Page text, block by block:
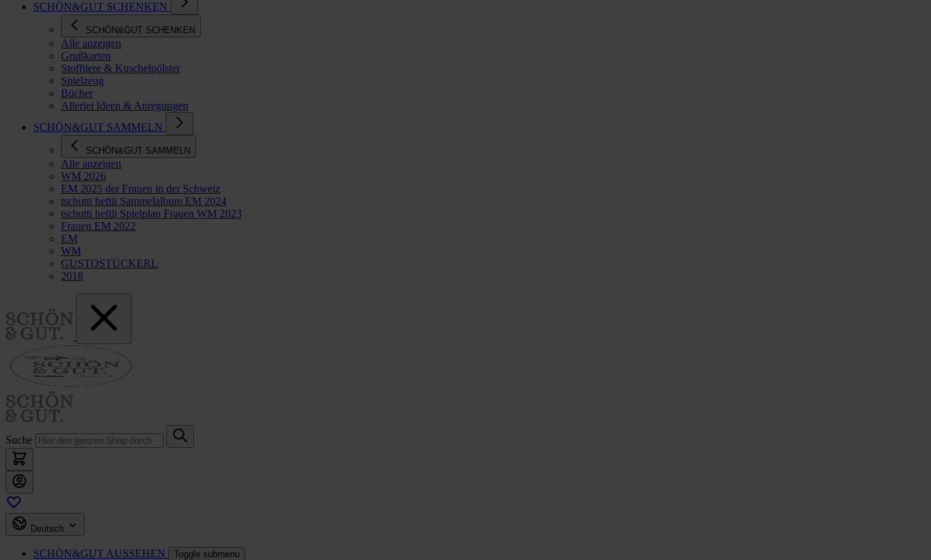
SCHÖN&GUT SCHENKEN
SCHÖN&GUT SCHENKEN
Alle anzeigen
Grußkarten
Stofftiere & Kuschelpölster
Spielzeug
Bücher
Allerlei Ideen & Anregungen
SCHÖN&GUT SAMMELN
SCHÖN&GUT SAMMELN
Alle anzeigen
WM 2026
EM 2025 der Frauen in der Schweiz
tschutti heftli Sammelalbum EM 2024
tschutti heftli Spielplan Frauen WM 2023
Frauen EM 2022
EM
WM
GUSTOSTÜCKERL
2018
Suche
Deutsch
SCHÖN&GUT AUSSEHEN Toggle submenu